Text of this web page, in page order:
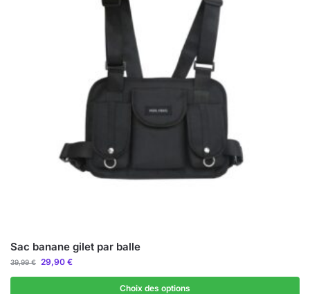
Sac banane gilet par balle
39,99€ 29,90 €
Choix des options